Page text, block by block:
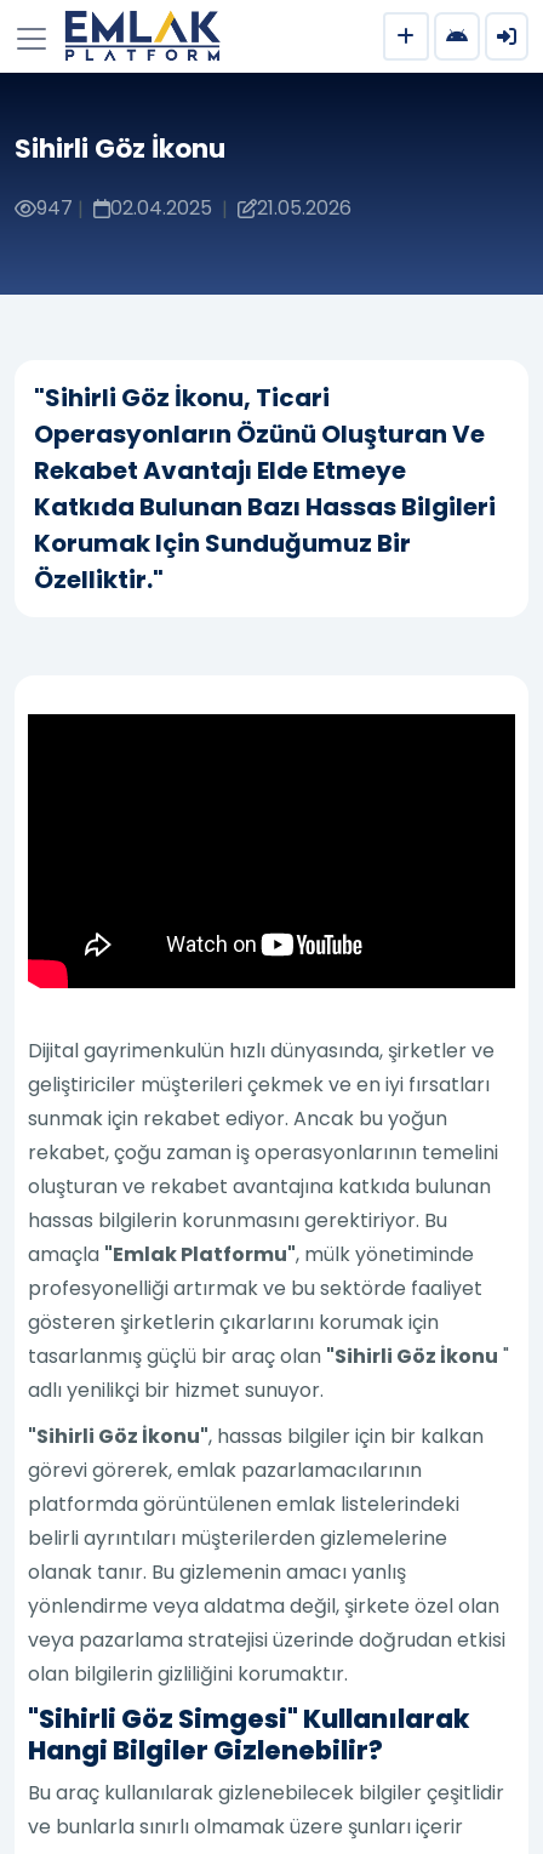
Sihirli Göz İkonu
947 | 02.04.2025 | 21.05.2026
"Sihirli Göz İkonu, Ticari
Operasyonların Özünü Oluşturan Ve
Rekabet Avantajı Elde Etmeye
Katkıda Bulunan Bazı Hassas Bilgileri
Korumak Için Sunduğumuz Bir
Özelliktir."
Dijital gayrimenkulün hızlı dünyasında, şirketler ve
geliştiriciler müşterileri çekmek ve en iyi fırsatları
sunmak için rekabet ediyor. Ancak bu yoğun
rekabet, çoğu zaman iş operasyonlarının temelini
oluşturan ve rekabet avantajına katkıda bulunan
hassas bilgilerin korunmasını gerektiriyor. Bu
amaçla "Emlak Platformu", mülk yönetiminde
profesyonelliği artırmak ve bu sektörde faaliyet
gösteren şirketlerin çıkarlarını korumak için
tasarlanmış güçlü bir araç olan "Sihirli Göz İkonu "
adlı yenilikçi bir hizmet sunuyor.
"Sihirli Göz İkonu", hassas bilgiler için bir kalkan
görevi görerek, emlak pazarlamacılarının
platformda görüntülenen emlak listelerindeki
belirli ayrıntıları müşterilerden gizlemelerine
olanak tanır. Bu gizlemenin amacı yanlış
yönlendirme veya aldatma değil, şirkete özel olan
veya pazarlama stratejisi üzerinde doğrudan etkisi
olan bilgilerin gizliliğini korumaktır.
"Sihirli Göz Simgesi" Kullanılarak
Hangi Bilgiler Gizlenebilir?
Bu araç kullanılarak gizlenebilecek bilgiler çeşitlidir
ve bunlarla sınırlı olmamak üzere şunları içerir